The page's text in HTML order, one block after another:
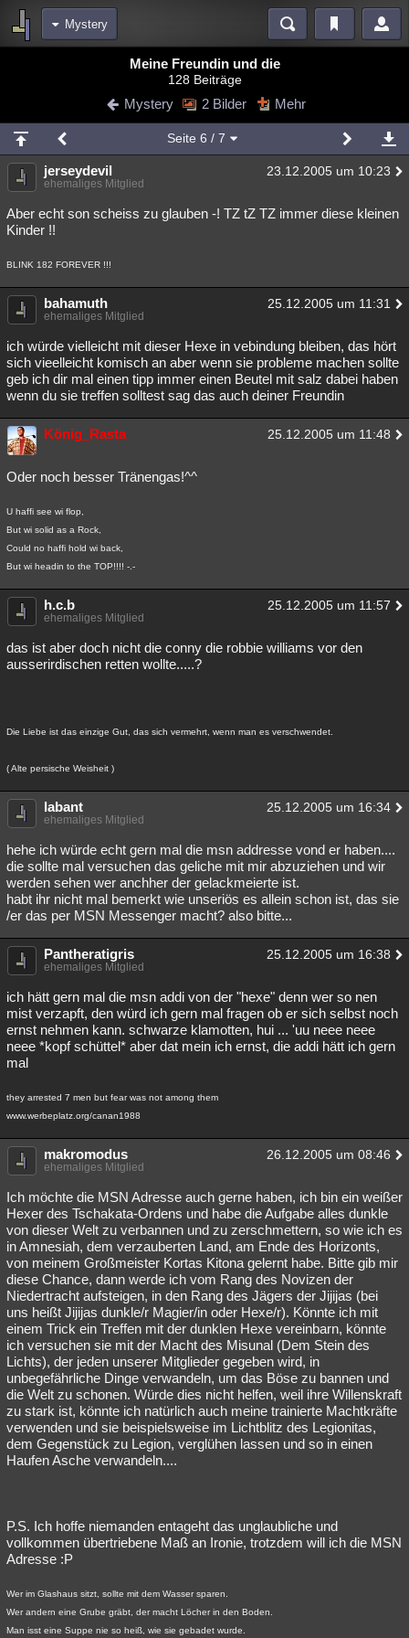
Mystery
Blogs Videos
Chat Wiki Neuigkeiten
meine Rubriken
Menschen Wissenschaft Mystery Kriminalfälle
Spiritualität Verschwörungen Technologie Ufologie
Philosophie Träume Literatur
Astronomie Helpdesk Gruppen Gaming Filme
Musik Clash Verbesserungen Allmystery English
Übersichten
Besucht Teilgenommen Geschlossen
Meine Freundin und die
128 Beiträge
Mystery 2 Bilder Mehr
Seite 6 / 7
jerseydevil 23.12.2005 um 10:23
ehemaliges Mitglied
Aber echt son scheiss zu glauben -! TZ tZ TZ immer diese kleinen
Kinder !!
BLINK 182 FOREVER !!!
bahamuth 25.12.2005 um 11:31
ehemaliges Mitglied
ich würde vielleicht mit dieser Hexe in vebindung bleiben, das hört
sich vieelleicht komisch an aber wenn sie probleme machen sollte
geb ich dir mal einen tipp immer einen Beutel mit salz dabei haben
wenn du sie treffen solltest sag das auch deiner Freundin
König_Rasta 25.12.2005 um 11:48
Oder noch besser Tränengas!^^
U haffi see wi flop,
But wi solid as a Rock,
Could no haffi hold wi back,
But wi headin to the TOP!!!! -.-
h.c.b 25.12.2005 um 11:57
ehemaliges Mitglied
das ist aber doch nicht die conny die robbie williams vor den
ausserirdischen retten wollte.....?
Die Liebe ist das einzige Gut, das sich vermehrt, wenn man es verschwendet.
( Alte persische Weisheit )
labant 25.12.2005 um 16:34
ehemaliges Mitglied
hehe ich würde echt gern mal die msn addresse vond er haben....
die sollte mal versuchen das geliche mit mir abzuziehen und wir
werden sehen wer anchher der gelackmeierte ist.
habt ihr nicht mal bemerkt wie unseriös es allein schon ist, das sie
/er das per MSN Messenger macht? also bitte...
Pantheratigris 25.12.2005 um 16:38
ehemaliges Mitglied
ich hätt gern mal die msn addi von der "hexe" denn wer so nen
mist verzapft, den würd ich gern mal fragen ob er sich selbst noch
ernst nehmen kann. schwarze klamotten, hui ... 'uu neee neee
neee *kopf schüttel* aber dat mein ich ernst, die addi hätt ich gern
mal
they arrested 7 men but fear was not among them
www.werbeplatz.org/canan1988
makromodus 26.12.2005 um 08:46
ehemaliges Mitglied
Ich möchte die MSN Adresse auch gerne haben, ich bin ein weißer
Hexer des Tschakata-Ordens und habe die Aufgabe alles dunkle
von dieser Welt zu verbannen und zu zerschmettern, so wie ich es
in Amnesiah, dem verzauberten Land, am Ende des Horizonts,
von meinem Großmeister Kortas Kitona gelernt habe. Bitte gib mir
diese Chance, dann werde ich vom Rang des Novizen der
Niedertracht aufsteigen, in den Rang des Jägers der Jijijas (bei
uns heißt Jijijas dunkle/r Magier/in oder Hexe/r). Könnte ich mit
einem Trick ein Treffen mit der dunklen Hexe vereinbarn, könnte
ich versuchen sie mit der Macht des Misunal (Dem Stein des
Lichts), der jeden unserer Mitglieder gegeben wird, in
unbegefährliche Dinge verwandeln, um das Böse zu bannen und
die Welt zu schonen. Würde dies nicht helfen, weil ihre Willenskraft
zu stark ist, könnte ich natürlich auch meine trainierte Machtkräfte
verwenden und sie beispielsweise im Lichtblitz des Legionitas,
dem Gegenstück zu Legion, verglühen lassen und so in einen
Haufen Asche verwandeln....
P.S. Ich hoffe niemanden entageht das unglaubliche und
vollkommen übertriebene Maß an Ironie, trotzdem will ich die MSN
Adresse :P
Wer im Glashaus sitzt, sollte mit dem Wasser sparen.
Wer andern eine Grube gräbt, der macht Löcher in den Boden.
Man isst eine Suppe nie so heiß, wie sie gebadet wurde.